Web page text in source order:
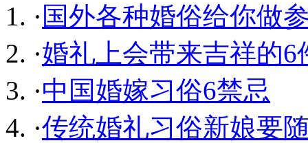
· 国外各种婚俗给你做
·婚礼上会带来吉祥的6
·中国婚嫁习俗6禁忌
·传统婚礼习俗新娘要